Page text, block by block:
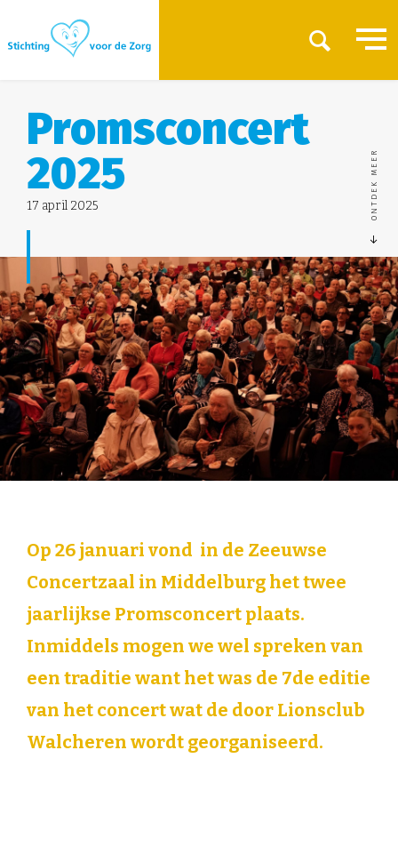
Promsconcert
2025
17 april 2025 ONTDEK MEER
Op 26 januari vond in de Zeeuwse
Concertzaal in Middelburg het twee
jaarlijkse Promsconcert plaats.
Inmiddels mogen we wel spreken van
een traditie want het was de 7de editie
van het concert wat de door Lionsclub
Walcheren wordt georganiseerd.